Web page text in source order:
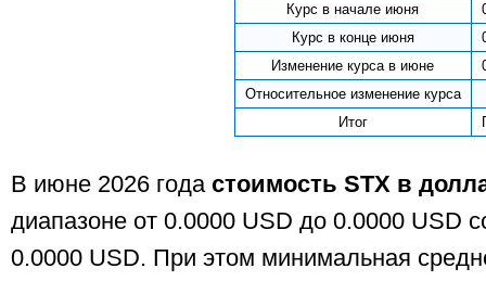
Курс в начале июня
Курс в конце июня
Изменение курса в июне
Относительное изменение курса
Итог
В июне 2026 года стоимость STX в
диапазоне от 0.0000 USD до 0.0000 USD
0.0000 USD. При этом минимальная